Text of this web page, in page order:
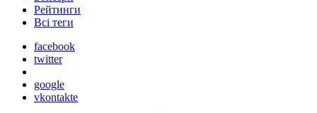
Рейтинги
Всі теги
facebook
twitter
google
vkontakte